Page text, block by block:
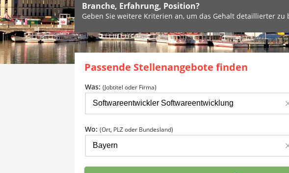
Branche, Erfahrung, Position?
Geben Sie weitere Kriterien an, um das Gehalt detaillierter zu
Passende Stellenangebote finden
Was: (Jobtitel oder Firma)
Wo: (Ort, PLZ oder Bundesland)